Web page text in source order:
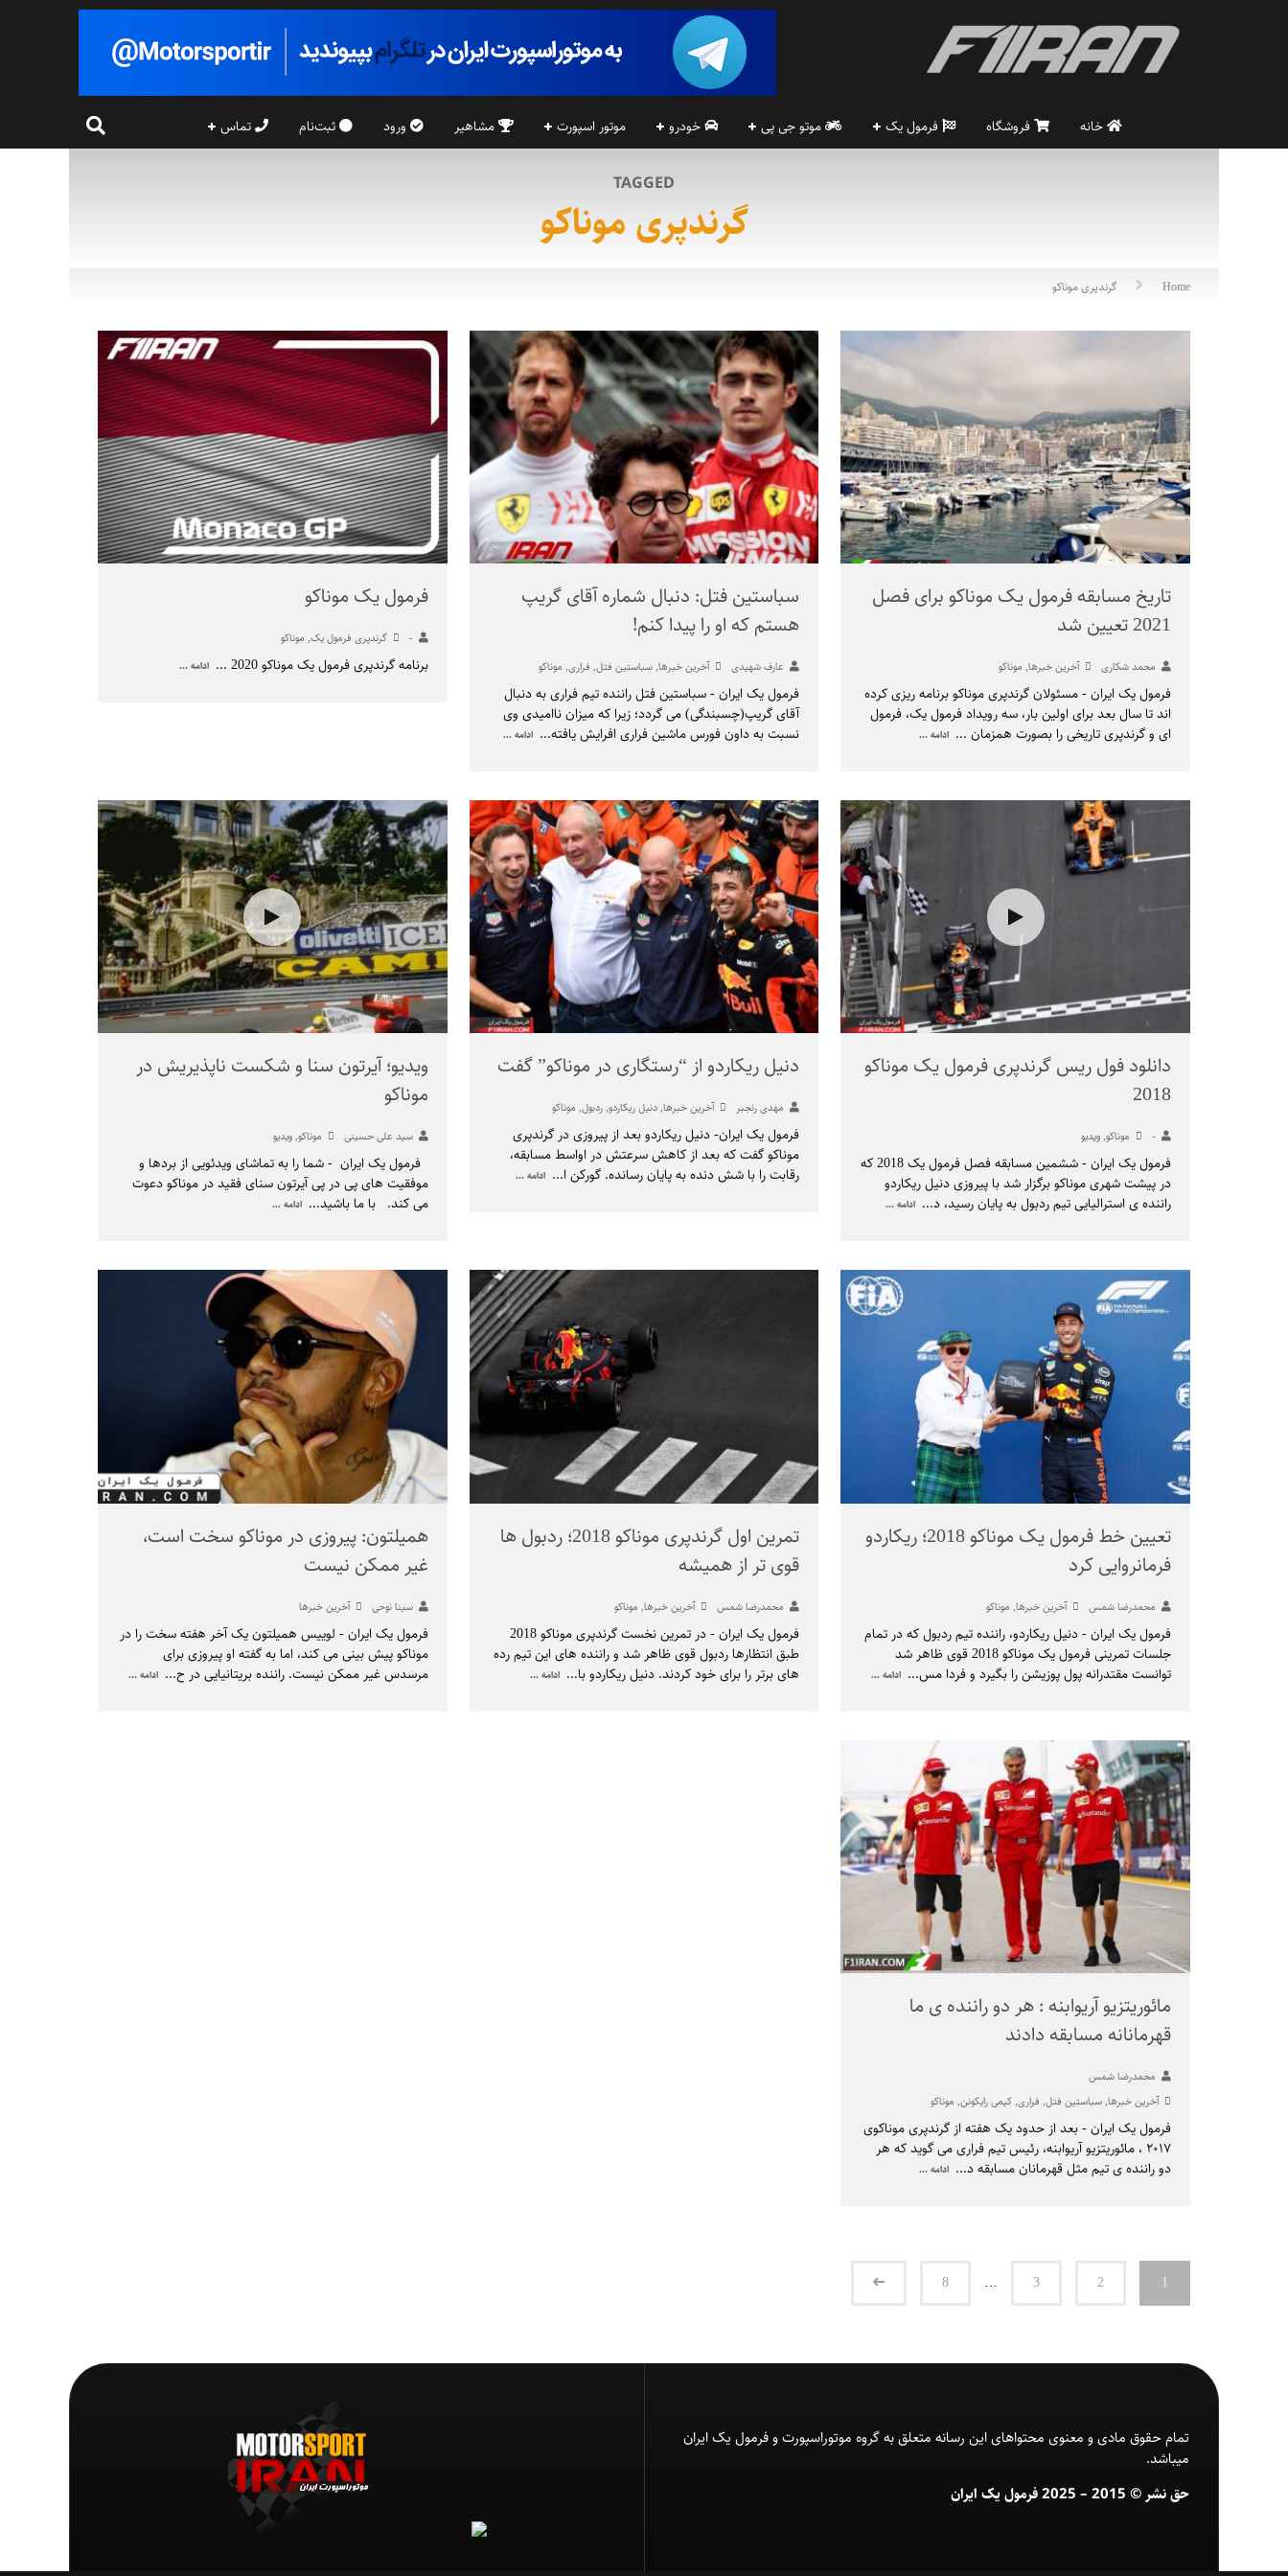
خانه فروشگاه فرمول یک موتو جی پی خودرو موتور اسپورت مشاهیر ورود ثبت‌نام تماس
TAGGED
گرندپری موناکو
Home گرندپری موناکو
تاریخ مسابقه فرمول یک موناکو برای فصل
2021 تعیین شد
محمد شکاری آخرین خبرها, موناکو
فرمول یک ایران - مسئولان گرندپری موناکو برنامه ریزی کرده
اند تا سال بعد برای اولین بار، سه رویداد فرمول یک، فرمول
ای و گرندپری تاریخی را بصورت همزمان ... ادامه ...
سباستین فتل: دنبال شماره آقای گریپ
هستم که او را پیدا کنم!
عارف شهیدی آخرین خبرها,سباستین فتل, فراری, موناکو
فرمول یک ایران - سباستین فتل راننده تیم فراری به دنبال
آقای گریپ(چسبندگی) می گردد؛ زیرا که میزان ناامیدی وی
نسبت به داون فورس ماشین فراری افرایش یافته... ادامه ...
فرمول یک موناکو
- گرندپری فرمول یک, موناکو
برنامه گرندپری فرمول یک موناکو 2020 ... ادامه ...
دانلود فول ریس گرندپری فرمول یک موناکو
2018
- موناکو,ویدیو
فرمول یک ایران - ششمین مسابقه فصل فرمول یک 2018 که
در پیشت شهری موناکو برگزار شد با پیروزی دنیل ریکاردو
راننده ی استرالیایی تیم ردبول به پایان رسید، د... ادامه ...
دنیل ریکاردو از “رستگاری در موناکو” گفت
مهدی رنجبر آخرین خبرها,دنیل ریکاردو,ردبول, موناکو
فرمول یک ایران- دنیل ریکاردو بعد از پیروزی در گرندپری
موناکو گفت که بعد از کاهش سرعتش در اواسط مسابقه،
رقابت را با شش دنده به پایان رسانده. گورکن ا... ادامه ...
ویدیو؛ آیرتون سنا و شکست ناپذیریش در
موناکو
سید علی حسینی موناکو,ویدیو
فرمول یک ایران - شما را به تماشای ویدئویی از بردها و
موفقیت های پی در پی آیرتون سنای فقید در موناکو دعوت
می کند. با ما باشید... ادامه ...
تعیین خط فرمول یک موناکو 2018؛ ریکاردو
فرمانروایی کرد
محمدرضا شمس آخرین خبرها, موناکو
فرمول یک ایران - دنیل ریکاردو، راننده تیم ردبول که در تمام
جلسات تمرینی فرمول یک موناکو 2018 قوی ظاهر شد
توانست مقتدرانه پول پوزیشن را بگیرد و فردا مس... ادامه ...
تمرین اول گرندپری موناکو 2018؛ ردبول ها
قوی تر از همیشه
محمدرضا شمس آخرین خبرها, موناکو
فرمول یک ایران - در تمرین نخست گرندپری موناکو 2018
طبق انتظارها ردبول قوی ظاهر شد و راننده های این تیم رده
های برتر را برای خود کردند. دنیل ریکاردو با... ادامه ...
همیلتون: پیروزی در موناکو سخت است،
غیر ممکن نیست
سینا نوحی آخرین خبرها
فرمول یک ایران - لوییس همیلتون یک آخر هفته سخت را در
موناکو پیش بینی می کند، اما به گفته او پیروزی برای
مرسدس غیر ممکن نیست. راننده بریتانیایی در ح... ادامه ...
مائوریتزیو آریوابنه : هر دو راننده ی ما
قهرمانانه مسابقه دادند
محمدرضا شمس
آخرین خبرها,سباستین فتل, فراری,کیمی رایکونن, موناکو
فرمول یک ایران - بعد از حدود یک هفته از گرندپری موناکوی
۲۰۱۷ ، مائوریتزیو آریوابنه، رئیس تیم فراری می گوید که هر
دو راننده ی تیم مثل قهرمانان مسابقه د... ادامه ...
1
2
3
…
8
تمام حقوق مادی و معنوی محتواهای این رسانه متعلق به گروه موتوراسپورت و فرمول یک ایران
میباشد.
حق نشر © 2015 – 2025 فرمول یک ایران